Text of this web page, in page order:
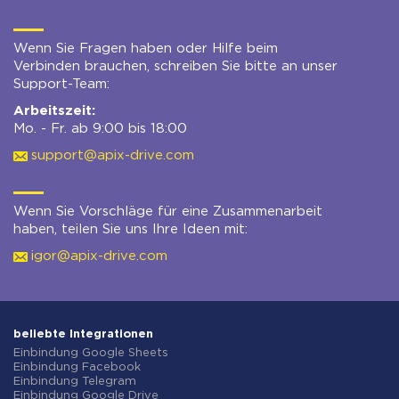
Wenn Sie Fragen haben oder Hilfe beim
Verbinden brauchen, schreiben Sie bitte an unser
Support-Team:
Arbeitszeit:
Mo. - Fr. ab 9:00 bis 18:00
support@apix-drive.com
Wenn Sie Vorschläge für eine Zusammenarbeit
haben, teilen Sie uns Ihre Ideen mit:
igor@apix-drive.com
beliebte Integrationen
Einbindung Google Sheets
Einbindung Facebook
Einbindung Telegram
Einbindung Google Drive